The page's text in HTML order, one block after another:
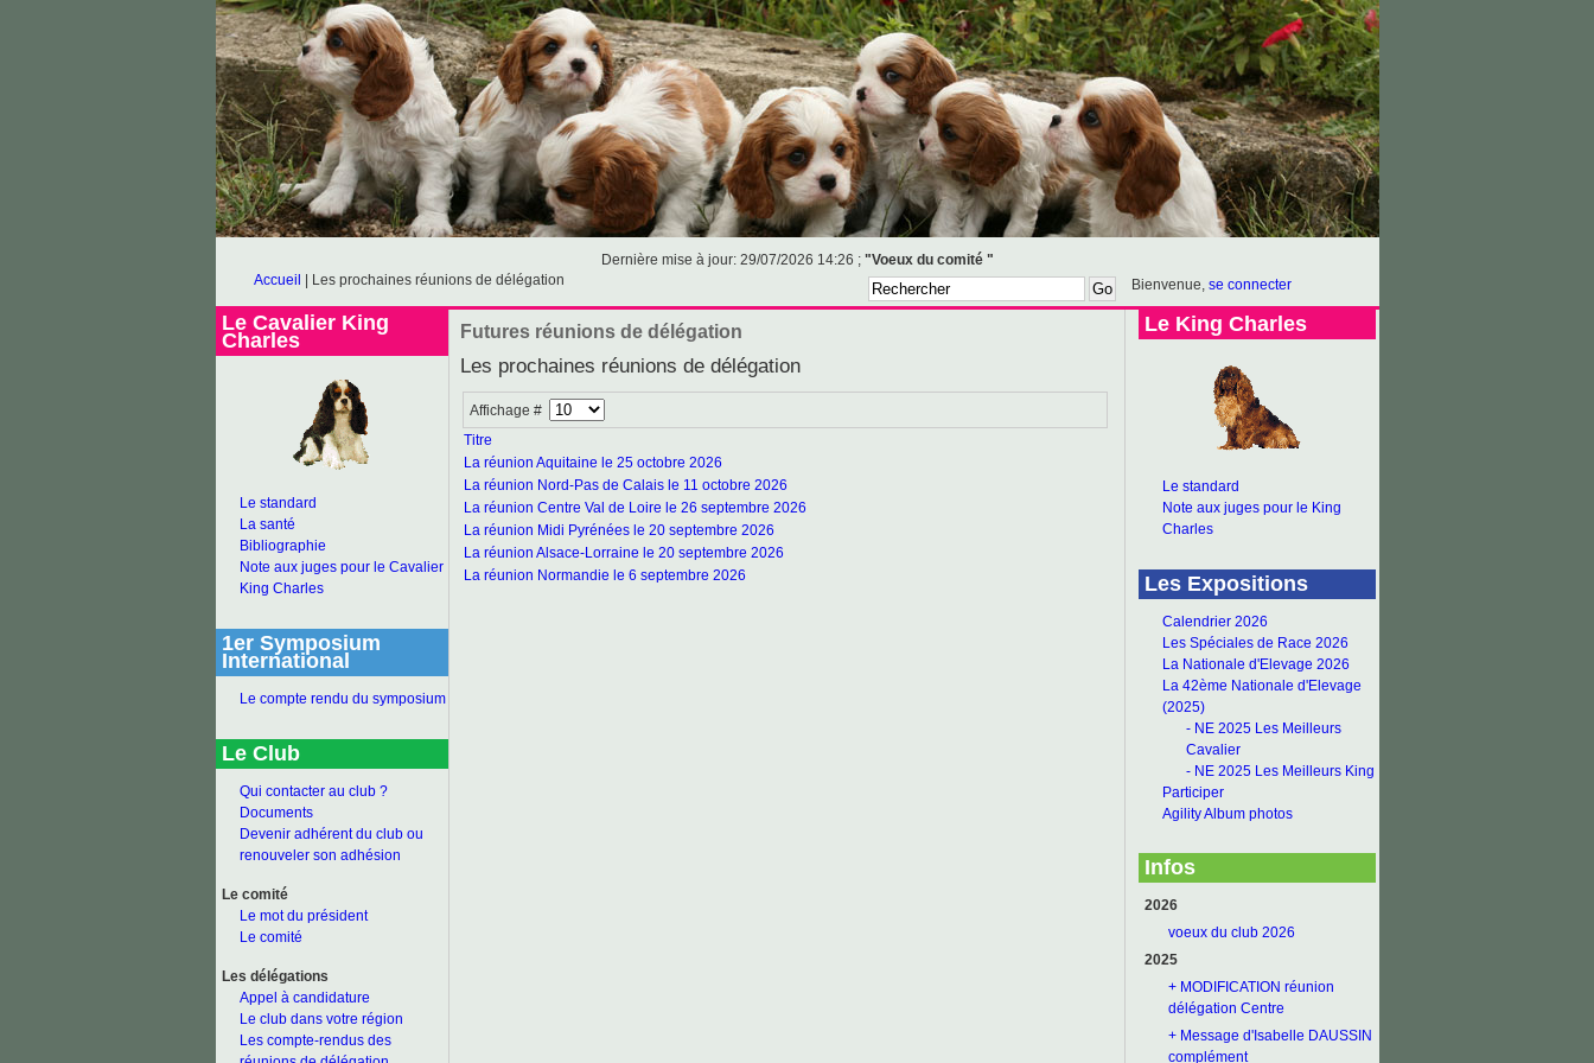
Accueil Les prochaines réunions de délégation
Dernière mise à jour: 29/07/2026 14:26 ; "Voeux du comité "
Bienvenue, se connecter
Le Cavalier King
Charles
Le standard
La santé
Bibliographie
Note aux juges pour le Cavalier
King Charles
1er Symposium
International
Le compte rendu du symposium
Le Club
Qui contacter au club ?
Documents
Devenir adhérent du club ou
renouveler son adhésion
Le comité
Le mot du président
Le comité
Les délégations
Appel à candidature
Le club dans votre région
Les compte-rendus des
Futures réunions de délégation
Les prochaines réunions de délégation
Affichage #
Titre
La réunion Aquitaine le 25 octobre 2026
La réunion Nord-Pas de Calais le 11 octobre 2026
La réunion Centre Val de Loire le 26 septembre 2026
La réunion Midi Pyrénées le 20 septembre 2026
La réunion Alsace-Lorraine le 20 septembre 2026
La réunion Normandie le 6 septembre 2026
Le King Charles
Le standard
Note aux juges pour le King
Charles
Les Expositions
Calendrier 2026
Les Spéciales de Race 2026
La Nationale d'Elevage 2026
La 42ème Nationale d'Elevage
(2025)
- NE 2025 Les Meilleurs
Cavalier
- NE 2025 Les Meilleurs King
Participer
Agility Album photos
Infos
2026
voeux du club 2026
2025
+ MODIFICATION réunion
délégation Centre
+ Message d'Isabelle DAUSSIN
complément